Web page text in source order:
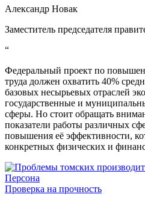
Александр Новак
Заместитель председателя
“
Федеральный проект по
труда должен охватить 40%
базовых несырьевых отраслей
государственные и
сферы. Но стоит обращать
показатели работы различных
повышения её эффективности,
конкретных физических и
Персона
Проверка на прочность